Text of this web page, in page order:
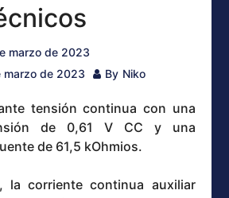
marzo de 2023
marzo de 2023 By Niko
tensión continua con una
de 0,61 V CC y una
de 61,5 kOhmios.
la corriente continua auxiliar